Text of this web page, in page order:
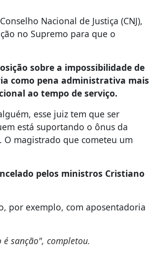
Nacional de Justiça (CNJ),
no Supremo para que o
sobre a impossibilidade de
como pena administrativa mais
ao tempo de serviço.
esse juiz tem que ser
está suportando o ônus da
O magistrado que cometeu um
pelos ministros Cristiano
por exemplo, com aposentadoria
sanção", completou.